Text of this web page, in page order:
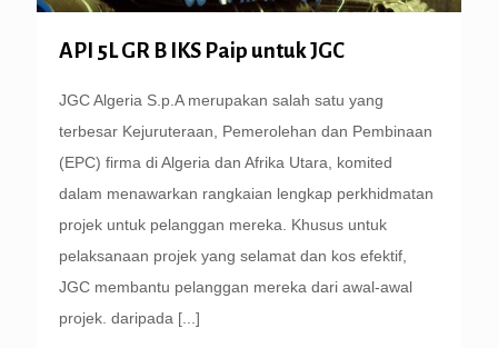
API 5L GR B IKS Paip untuk JGC
JGC Algeria S.p.A merupakan salah satu yang
terbesar Kejuruteraan, Pemerolehan dan Pembinaan
(EPC) firma di Algeria dan Afrika Utara, komited
dalam menawarkan rangkaian lengkap perkhidmatan
projek untuk pelanggan mereka. Khusus untuk
pelaksanaan projek yang selamat dan kos efektif,
JGC membantu pelanggan mereka dari awal-awal
projek. daripada [...]